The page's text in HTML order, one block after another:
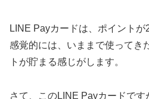
LINE Payカードは、ポイントが
感覚的には、いままで使ってき
トが貯まる感じがします。
さて、このLINE Payカードです